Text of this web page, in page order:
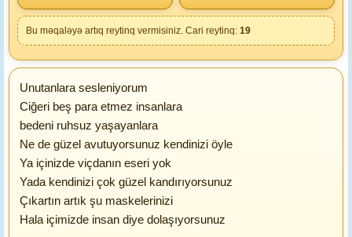
Bu məqaləyə artıq reytinq vermisiniz. Cari reytinq: 19
Unutanlara sesleniyorum
Ciğeri beş para etmez insanlara
bedeni ruhsuz yaşayanlara
Ne de güzel avutuyorsunuz kendinizi öyle
Ya içinizde viçdanın eseri yok
Yada kendinizi çok güzel kandırıyorsunuz
Çıkartın artık şu maskelerinizi
Hala içimizde insan diye dolaşıyorsunuz